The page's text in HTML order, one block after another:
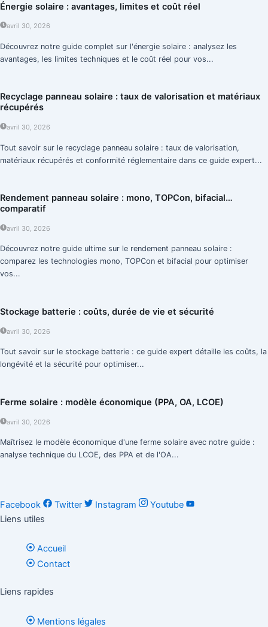
Énergie solaire : avantages, limites et coût réel
avril 30, 2026
Découvrez notre guide complet sur l'énergie solaire : analysez les
avantages, les limites techniques et le coût réel pour vos...
Recyclage panneau solaire : taux de valorisation et matériaux
récupérés
avril 30, 2026
Tout savoir sur le recyclage panneau solaire : taux de valorisation,
matériaux récupérés et conformité réglementaire dans ce guide expert...
Rendement panneau solaire : mono, TOPCon, bifacial…
comparatif
avril 30, 2026
Découvrez notre guide ultime sur le rendement panneau solaire :
comparez les technologies mono, TOPCon et bifacial pour optimiser
vos...
Stockage batterie : coûts, durée de vie et sécurité
avril 30, 2026
Tout savoir sur le stockage batterie : ce guide expert détaille les coûts, la
longévité et la sécurité pour optimiser...
Ferme solaire : modèle économique (PPA, OA, LCOE)
avril 30, 2026
Maîtrisez le modèle économique d'une ferme solaire avec notre guide :
analyse technique du LCOE, des PPA et de l'OA...
Facebook Twitter Instagram
Youtube
Liens utiles
Accueil
Contact
Liens rapides
Mentions légales